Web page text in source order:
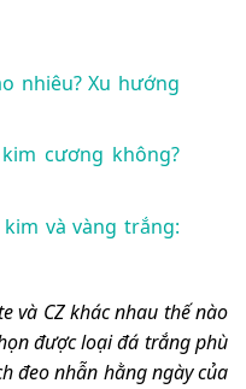
nhiêu? Xu hướng
cương không?
và vàng trắng:
và CZ khác nhau thế nào
được loại đá trắng phù
đeo nhẫn hằng ngày của